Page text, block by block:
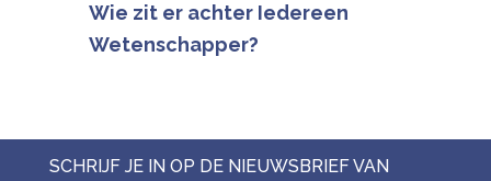
Wie zit er achter Iedereen
Wetenschapper?
SCHRIJF JE IN OP DE NIEUWSBRIEF VAN